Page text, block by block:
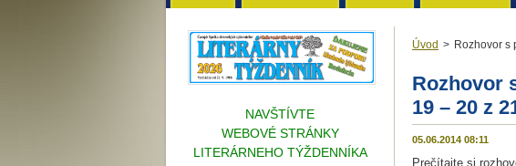
Úvod > Rozhovor s
Rozhovor
19 – 20 z
05.06.2014 08:11
Prečítajte si
NAVŠTÍVTE
WEBOVÉ STRÁNKY
LITERÁRNEHO TÝŽDENNÍKA